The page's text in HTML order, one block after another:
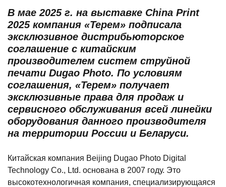
В мае 2025 г. на выставке China Print
2025 компания «Терем» подписала
эксклюзивное дистрибьюторское
соглашение с китайским
производителем систем струйной
печати Dugao Photo. По условиям
соглашения, «Терем» получает
эксклюзивные права для продаж и
сервисного обслуживания всей линейки
оборудования данного производителя
на территории России и Беларуси.
Китайская компания Beijing Dugao Photo Digital
Technology Co., Ltd. основана в 2007 году. Это
высокотехнологичная компания, специализирующаяся